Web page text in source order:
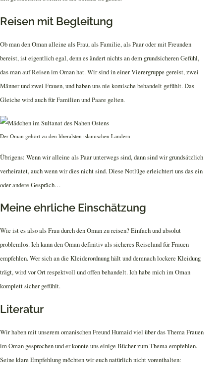
Reisen mit Begleitung
Ob man den Oman alleine als Frau, als Familie, als Paar oder mit Freunden
bereist, ist eigentlich egal, denn es ändert nichts an dem grundsicheren Gefühl,
das man auf Reisen im Oman hat. Wir sind in einer Vierergruppe gereist, zwei
Männer und zwei Frauen, und haben uns nie komische behandelt gefühlt. Das
Gleiche wird auch für Familien und Paare gelten.
Der Oman gehört zu den liberalsten islamischen Ländern
Übrigens: Wenn wir alleine als Paar unterwegs sind, dann sind wir grundsätzlich
verheiratet, auch wenn wir dies nicht sind. Diese Notlüge erleichtert uns das ein
oder andere Gespräch…
Meine ehrliche Einschätzung
Wie ist es also als Frau durch den Oman zu reisen? Einfach und absolut
problemlos. Ich kann den Oman definitiv als sicheres Reiseland für Frauen
empfehlen. Wer sich an die Kleiderordnung hält und demnach lockere Kleidung
trägt, wird vor Ort respektvoll und offen behandelt. Ich habe mich im Oman
komplett sicher gefühlt.
Literatur
Wir haben mit unserem omanischen Freund Humaid viel über das Thema Frauen
im Oman gesprochen und er konnte uns einige Bücher zum Thema empfehlen.
Seine klare Empfehlung möchten wir euch natürlich nicht vorenthalten: